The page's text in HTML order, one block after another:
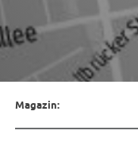
Magazin: